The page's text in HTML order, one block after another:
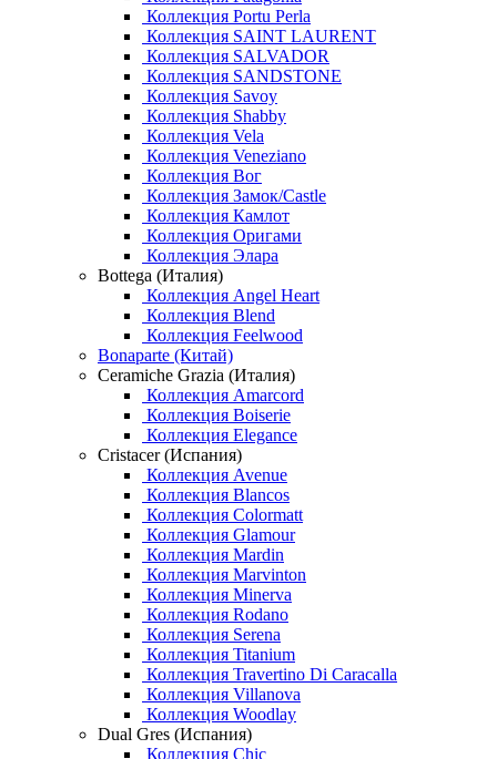
Коллекция Portu Perla
Коллекция SAINT LAURENT
Коллекция SALVADOR
Коллекция SANDSTONE
Коллекция Savoy
Коллекция Shabby
Коллекция Vela
Коллекция Veneziano
Коллекция Вог
Коллекция Замок/Castle
Коллекция Камлот
Коллекция Оригами
Коллекция Элара
Bottega (Италия)
Коллекция Angel Heart
Коллекция Blend
Коллекция Feelwood
Bonaparte (Китай)
Ceramiche Grazia (Италия)
Коллекция Amarcord
Коллекция Boiserie
Коллекция Elegance
Cristacer (Испания)
Коллекция Avenue
Коллекция Blancos
Коллекция Colormatt
Коллекция Glamour
Коллекция Mardin
Коллекция Marvinton
Коллекция Minerva
Коллекция Rodano
Коллекция Serena
Коллекция Titanium
Коллекция Travertino Di Caracalla
Коллекция Villanova
Коллекция Woodlay
Dual Gres (Испания)
Коллекция Chic